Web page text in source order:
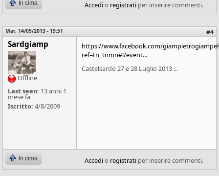
In cima Accedio registrati per inserire commenti.
Mar, 14/05/2013 - 19:51 #4
Sardgiamp
Offline
Last seen: 13 anni 1
mese fa
Iscritto: 4/8/2009
https://www.facebook.com/
ref=tn_tnmn#!/event...
Castelsardo 27 e 28 Luglio 2013 ...
In cima Accedio registrati per inserire commenti.